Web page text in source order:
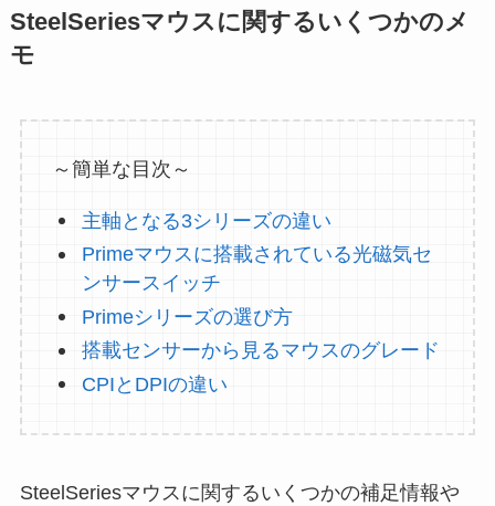
SteelSeriesマウスに関するいくつかのメ
モ
～簡単な目次～
主軸となる3シリーズの違い
Primeマウスに搭載されている光磁気セ
ンサースイッチ
Primeシリーズの選び方
搭載センサーから見るマウスのグレード
CPIとDPIの違い
SteelSeriesマウスに関するいくつかの補足情報や